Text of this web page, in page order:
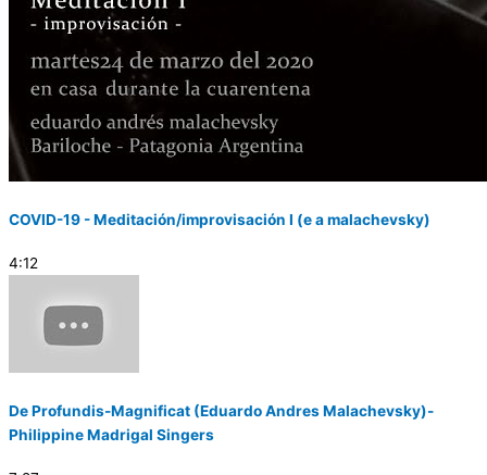
COVID-19 - Meditación/improvisación I (e a malachevsky)
4:12
De Profundis-Magnificat (Eduardo Andres Malachevsky)-
Philippine Madrigal Singers